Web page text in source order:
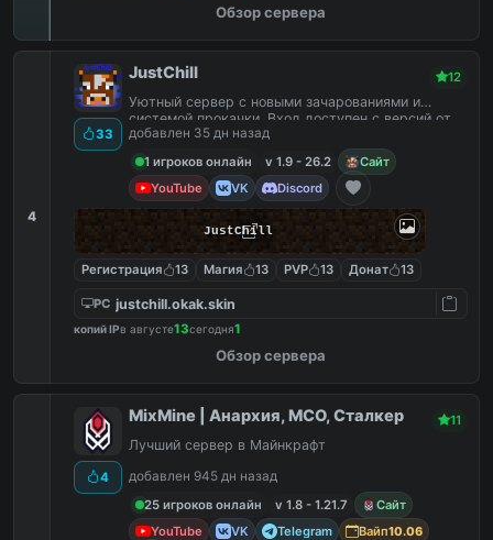
Обзор сервера
4
33
JustChill 12
Уютный сервер с новыми зачарованиями и
системой прокачки. Вход доступен с версий от
1.9 до 26.2
добавлен 35 дн назад
1 игроков онлайн
v 1.9 - 26.2
Сайт
YouTube
VK Discord
JustChill
Регистрация 13 Магия 13 PVP 13 Донат 13
PC justchill.okak.skin
копий IPв августе13сегодня1
Обзор сервера
4
MixMine | Анархия, МСО, Сталкер 11
Лучший сервер в Майнкрафт
добавлен 945 дн назад
25 игроков онлайн
v 1.8 - 1.21.7
Сайт
YouTube
VK Telegram Вайп10.06